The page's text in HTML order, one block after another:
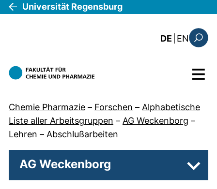
Direkt zum Inhalt
Universität Regensburg
DE EN: this
Menü
Chemie Pharmazie – Forschen – Alphabetische
Liste aller Arbeitsgruppen – AG Weckenborg –
Lehren – Abschlußarbeiten
AG Weckenborg